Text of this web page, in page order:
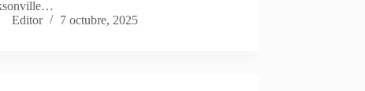
Editor
7 octubre, 2025